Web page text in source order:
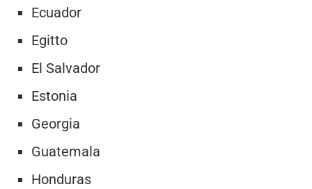
Ecuador
Egitto
El Salvador
Estonia
Georgia
Guatemala
Honduras